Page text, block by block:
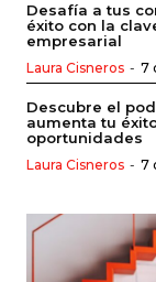
Desafía a tus
éxito con la
empresarial
Laura Cisneros - 7
Descubre el
aumenta tu
oportunidades
Laura Cisneros - 7